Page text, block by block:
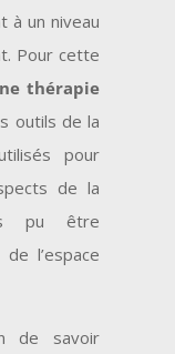
à un niveau
Pour cette
thérapie
outils de la
pour
de la
pu être
l’espace
de savoir